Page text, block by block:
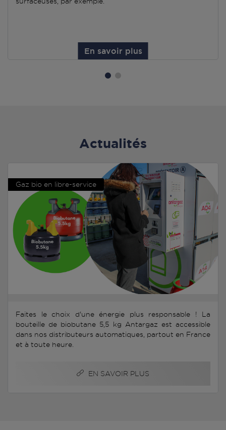
En savoir plus
Actualités
Gaz bio en libre-service
Faites le choix d'une énergie plus responsable ! La
bouteille de biobutane 5,5 kg Antargaz est accessible
dans nos distributeurs automatiques, partout en France
et à toute heure.
EN SAVOIR PLUS